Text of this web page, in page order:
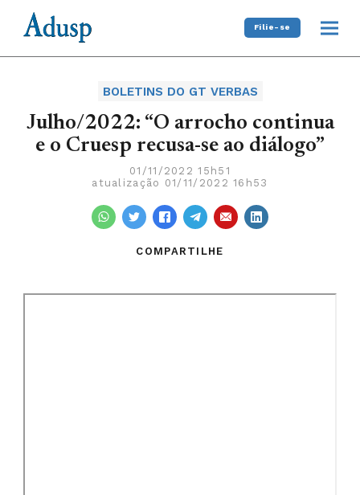
Filie-se
BOLETINS DO GT VERBAS
Julho/2022: “O arrocho continua
e o Cruesp recusa-se ao diálogo”
01/11/2022 15h51
atualização 01/11/2022 16h53
COMPARTILHE